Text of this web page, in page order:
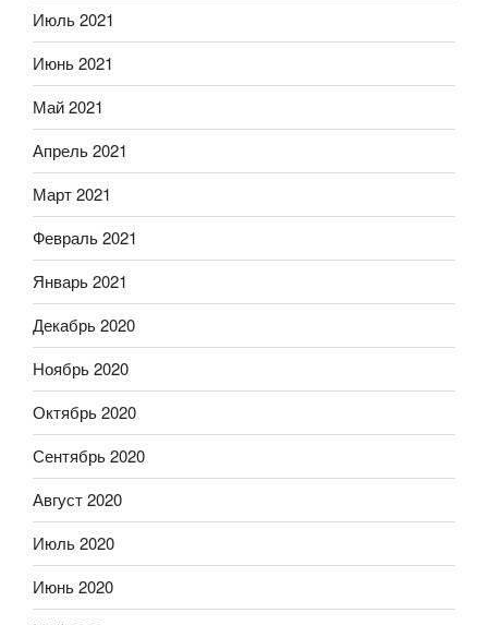
Июль 2021
Июнь 2021
Май 2021
Апрель 2021
Март 2021
Февраль 2021
Январь 2021
Декабрь 2020
Ноябрь 2020
Октябрь 2020
Сентябрь 2020
Август 2020
Июль 2020
Июнь 2020